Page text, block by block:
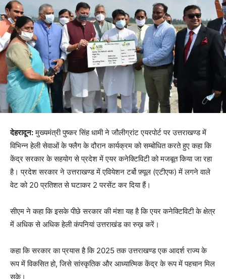
देहरादून:मुख्यमंत्री पुष्कर सिंह धामी ने जौलीग्रांट एयरपोर्ट पर उत्तराखण्ड में
विभिन्न हेली सेवाओं के फ्लैग के दौरान कार्यक्रम को सम्बोधित करते हुए कहा कि
केंद्र सरकार के सहयोग से प्रदेश में एयर कनेक्टिविटी को मजबूत किया जा रहा
है। प्रदेश सरकार ने उत्तराखण्ड में एवियेशन टर्बो फ़्यूल (एटीएफ) में लगने वाले
वेट को 20 प्रतिशत से घटाकर 2 परसेंट कर दिया हैं।
सीएम ने कहा कि इसके पीछे सरकार की मंशा यह है कि एयर कनेक्टिविटी के क्षेत्र
में अधिक से अधिक हेली कंपनियां उत्तराखंड का रुख़ करें।
कहा कि सरकार का प्रयास है कि 2025 तक उत्तराखण्ड एक आदर्श राज्य के
रूप में विकसित हो, जिसे सांस्कृतिक और आध्यात्मिक केंद्र के रूप में पहचान मिल
सके।